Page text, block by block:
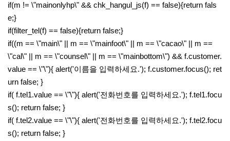
if(m != \"mainonlyhp\" && chk_hangul_js(f) == false){return fals
e;}
if(filter_tel(f) == false){return false;}
if((m == \"main\" || m == \"mainfoot\" || m == \"cacao\" || m ==
\"cal\" || m == \"counsel\" || m == \"mainbottom\") && f.customer.
value == \"\"){ alert('이름을 입력하세요.'); f.customer.focus(); ret
urn false; }
if( f.tel1.value == \"\"){ alert('전화번호를 입력하세요.'); f.tel1.focu
s(); return false; }
if( f.tel2.value == \"\"){ alert('전화번호를 입력하세요.'); f.tel2.focu
s(); return false; }